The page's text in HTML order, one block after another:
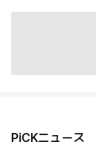
PiCKニュース